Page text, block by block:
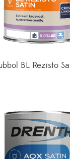
BL Rezisto